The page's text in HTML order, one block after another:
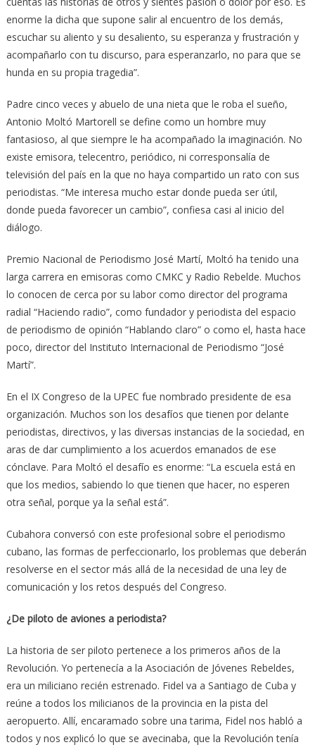
enorme la dicha que supone salir al encuentro de los demás,
escuchar su aliento y su desaliento, su esperanza y frustración y
acompañarlo con tu discurso, para esperanzarlo, no para que se
hunda en su propia tragedia”.
Padre cinco veces y abuelo de una nieta que le roba el sueño,
Antonio Moltó Martorell se define como un hombre muy
fantasioso, al que siempre le ha acompañado la imaginación. No
existe emisora, telecentro, periódico, ni corresponsalía de
televisión del país en la que no haya compartido un rato con sus
periodistas. “Me interesa mucho estar donde pueda ser útil,
donde pueda favorecer un cambio”, confiesa casi al inicio del
diálogo.
Premio Nacional de Periodismo José Martí, Moltó ha tenido una
larga carrera en emisoras como CMKC y Radio Rebelde. Muchos
lo conocen de cerca por su labor como director del programa
radial “Haciendo radio”, como fundador y periodista del espacio
de periodismo de opinión “Hablando claro” o como el, hasta hace
poco, director del Instituto Internacional de Periodismo “José
Martí”.
En el IX Congreso de la UPEC fue nombrado presidente de esa
organización. Muchos son los desafíos que tienen por delante
periodistas, directivos, y las diversas instancias de la sociedad, en
aras de dar cumplimiento a los acuerdos emanados de ese
cónclave. Para Moltó el desafío es enorme: “La escuela está en
que los medios, sabiendo lo que tienen que hacer, no esperen
otra señal, porque ya la señal está”.
Cubahora conversó con este profesional sobre el periodismo
cubano, las formas de perfeccionarlo, los problemas que deberán
resolverse en el sector más allá de la necesidad de una ley de
comunicación y los retos después del Congreso.
¿De piloto de aviones a periodista?
La historia de ser piloto pertenece a los primeros años de la
Revolución. Yo pertenecía a la Asociación de Jóvenes Rebeldes,
era un miliciano recién estrenado. Fidel va a Santiago de Cuba y
reúne a todos los milicianos de la provincia en la pista del
aeropuerto. Allí, encaramado sobre una tarima, Fidel nos habló a
todos y nos explicó lo que se avecinaba, que la Revolución tenía